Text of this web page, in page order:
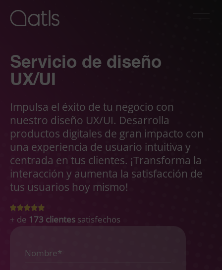
Servicio de diseño
UX/UI
Impulsa el éxito de tu negocio con
nuestro diseño UX/UI. Desarrolla
productos digitales de gran impacto con
una experiencia de usuario intuitiva y
centrada en tus clientes. ¡Transforma la
interacción y aumenta la satisfacción de
tus usuarios hoy mismo!
+ de 173 clientes satisfechos